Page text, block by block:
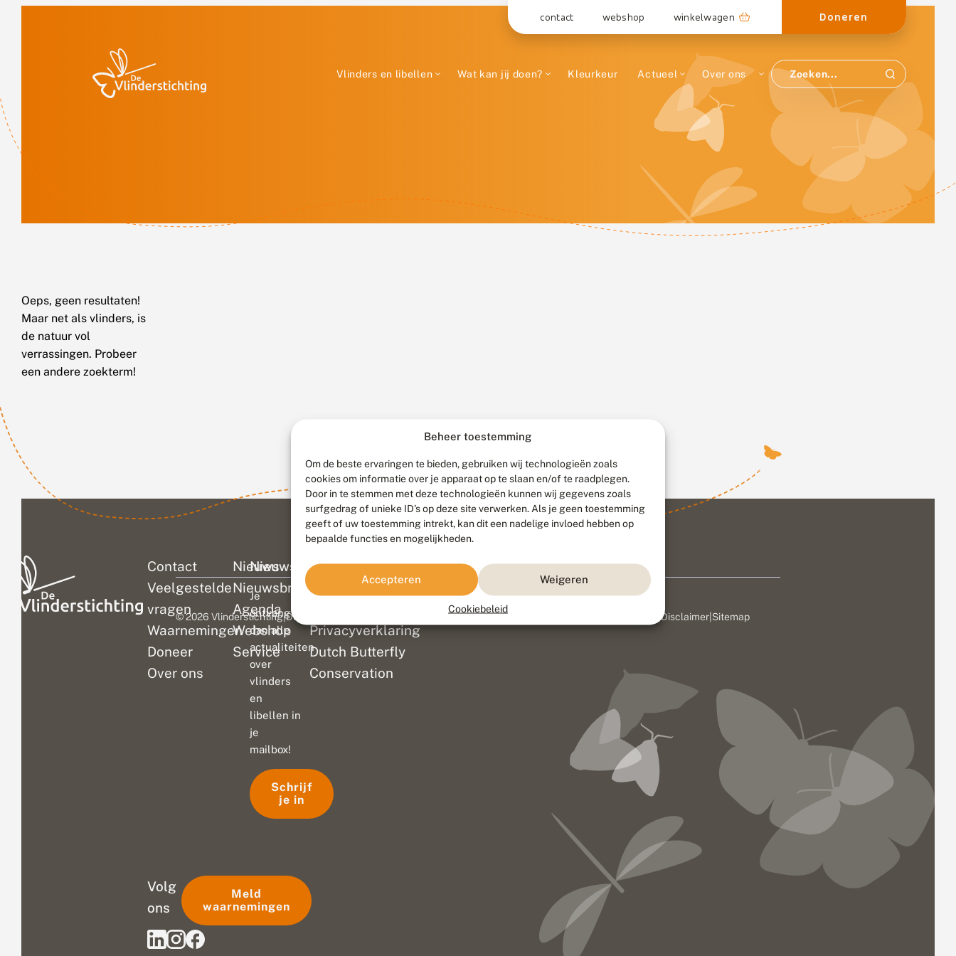
Beheer toestemming
Om de beste ervaringen te bieden, gebruiken wij technologieën zoals
cookies om informatie over je apparaat op te slaan en/of te raadplegen.
Door in te stemmen met deze technologieën kunnen wij gegevens zoals
surfgedrag of unieke ID's op deze site verwerken. Als je geen toestemming
geeft of uw toestemming intrekt, kan dit een nadelige invloed hebben op
bepaalde functies en mogelijkheden.
Accepteren Weigeren
Cookiebeleid
contact webshop winkelwagen Doneren
Vlinders en libellen Wat kan jij doen? Kleurkeur Actueel Over ons
Oeps, geen resultaten!
Maar net als vlinders, is
de natuur vol
verrassingen. Probeer
een andere zoekterm!
Contact
Veelgestelde
vragen
Waarnemingen
Doneer
Over ons
Nieuws
Nieuwsbrief
Agenda
Webshop
Service
Colofon
Disclaimer
Privacyverklaring
Dutch Butterfly
Conservation
Nieuwsbrief
Je
ontvangt
dan alle
actualiteiten
over
vlinders
en
libellen in
je
mailbox!
Schrijf
je in
Volg
ons
Meld
waarnemingen
© 2026 Vlinderstichting|Duurzaam ontwikkeld door Go2People, ontworpen door Disclaimer Sitemap